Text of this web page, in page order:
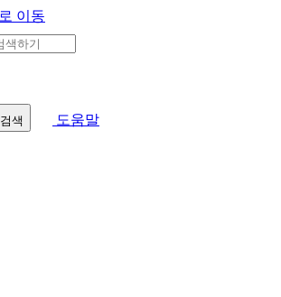
검색
도움말